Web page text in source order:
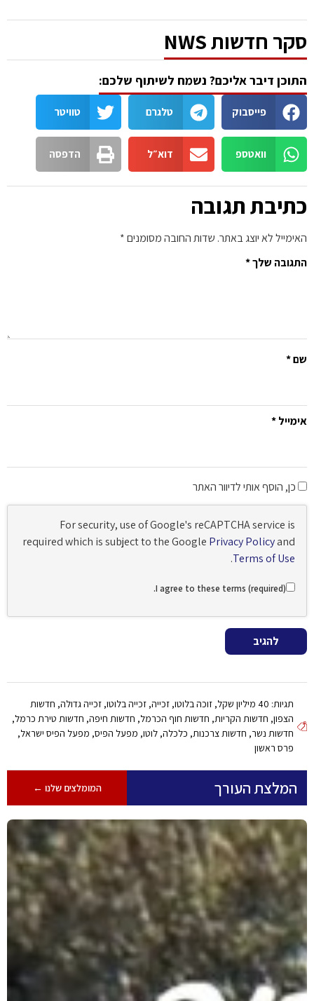
סקר חדשות NWS
התוכן דיבר אליכם? נשמח לשיתוף שלכם:
פייסבוק טלגרם טוויטר
וואטספ דוא״ל הדפסה
כתיבת תגובה
האימייל לא יוצג באתר. שדות החובה מסומנים*
התגובה שלך*
שם*
אימייל*
כן, הוסף אותי לדיוור האתר
For security, use of Google's reCAPTCHA service is
required which is subject to the Google Privacy Policyand
Terms of Use
.
I agree to these terms (required).
תגיות: 40 מיליון שקל , זוכה בלוטו, זכייה, זכייה בלוטו, זכייה גדולה, חדשות
הצפון, חדשות הקריות, חדשות חוף הכרמל, חדשות חיפה, חדשות טירת כרמל,
חדשות נשר, חדשות צרכנות, כלכלה, לוטו, מפעל הפיס, מפעל הפיס ישראל,
פרס ראשון
המלצת העורך המומלצים שלנו ←